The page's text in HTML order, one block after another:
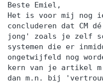
Beste Emiel,
Het is voor mij nog
concluderen dat CM
jong' zoals je zelf
systemen die er
ongetwijfeld nog
kern van je artikel
dan m.n. bij